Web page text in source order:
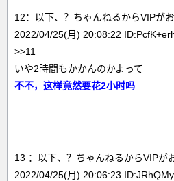
12：以下、？ちゃんねるからVIPがお
2022/04/25(月) 20:08:22
>>11
いや2時間もかかんのかよって
不不，这样竟然要花2小时吗
13 ：以下、？ちゃんねるからVIPが
2022/04/25(月) 20:06:23